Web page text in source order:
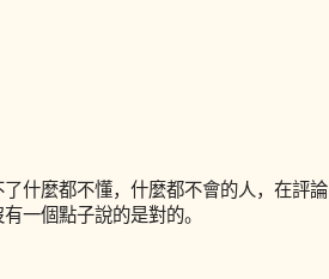
什麼都不懂，什麼都不會的人，在評論
一個點子說的是對的。